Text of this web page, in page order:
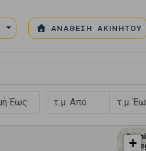
ΑΝΑΘΕΣΗ ΑΚΙΝΗΤΟΥ
+